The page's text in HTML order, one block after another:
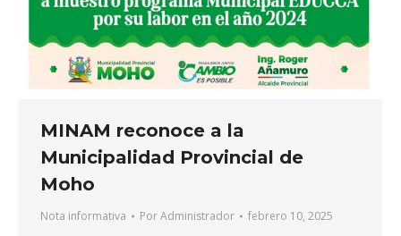
MINAM reconoce a la
Municipalidad Provincial de
Moho
Nota informativa PorAdministrador febrero 10, 2025